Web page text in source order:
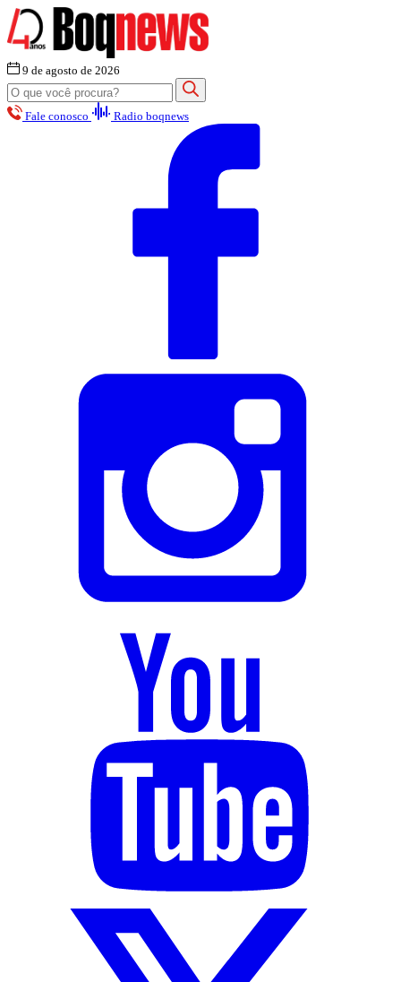
9 de agosto de 2026
Fale conosco Radio boqnews